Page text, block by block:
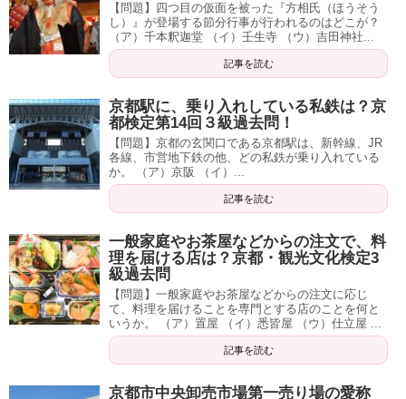
【問題】四つ目の仮面を被った『方相氏（ほうそう
し）』が登場する節分行事が行われるのはどこが？
（ア）千本釈迦堂 （イ）壬生寺 （ウ）吉田神社...
記事を読む
京都駅に、乗り入れしている私鉄は？京
都検定第14回３級過去問！
【問題】京都の玄関口である京都駅は、新幹線、JR
各線、市営地下鉄の他、どの私鉄が乗り入れている
か。 （ア）京阪 （イ）...
記事を読む
一般家庭やお茶屋などからの注文で、料
理を届ける店は？京都・観光文化検定3
級過去問
【問題】一般家庭やお茶屋などからの注文に応じ
て、料理を届けることを専門とする店のことを何と
いうか。 （ア）置屋 （イ）悉皆屋 （ウ）仕立屋 ...
記事を読む
京都市中央卸売市場第一売り場の愛称